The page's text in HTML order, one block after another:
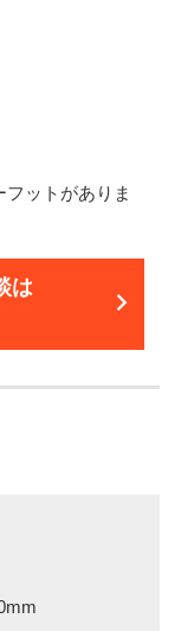
ットがありま
は